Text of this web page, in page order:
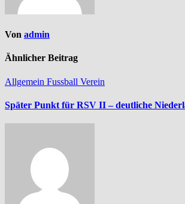
Von admin
Ähnlicher Beitrag
Allgemein Fussball Verein
Später Punkt für RSV II – deutliche